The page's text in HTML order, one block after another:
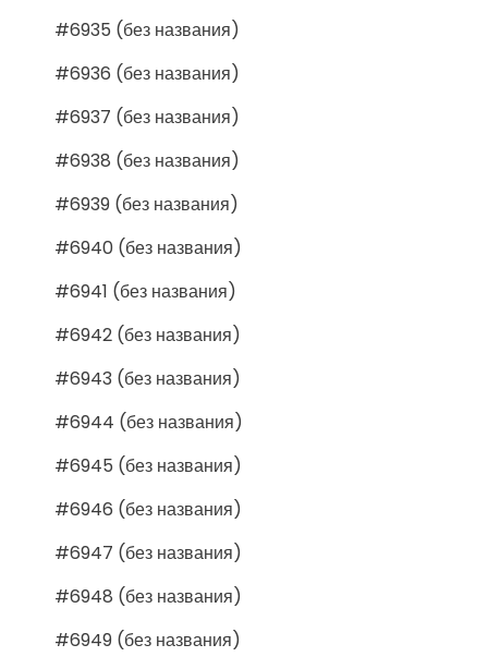
#6935 (без названия)
#6936 (без названия)
#6937 (без названия)
#6938 (без названия)
#6939 (без названия)
#6940 (без названия)
#6941 (без названия)
#6942 (без названия)
#6943 (без названия)
#6944 (без названия)
#6945 (без названия)
#6946 (без названия)
#6947 (без названия)
#6948 (без названия)
#6949 (без названия)